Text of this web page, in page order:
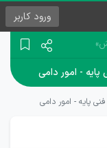
ورود کاربر
- امور دامی
پایه - امور دامی